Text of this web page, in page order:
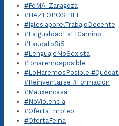
#FdMA_Zaragoza
#HAZLOPOSIBLE
#IglesiaporelTrabajoDecente
#LaIgualdadEsElCamino
#LaudatoSi5
#LenguajeNoSexista
#loharemosposible
#LoHaremosPosible
#Reinventarse #Formación
#Mauxencasa
#NoViolencia
#OfertaEmpleo
#OfertaFeina